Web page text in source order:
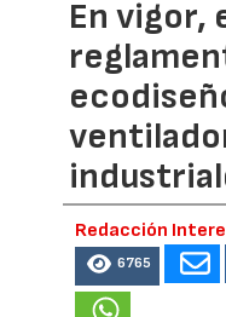
En vigor,
Redacción
6765